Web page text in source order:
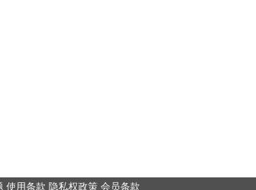
使用条款 隐私权政策 会员条款